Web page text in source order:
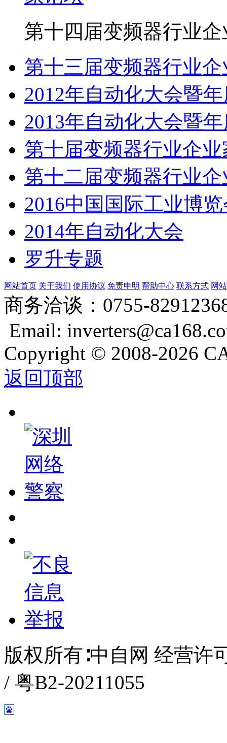
第十四届变频器行业
第十三届变频器行业
2012年自动化大会暨
2013年自动化大会暨
第十届变频器行业企
第十二届变频器行业
2016中国国际工业博
2014年自动化大会
罗升专题
网站首页 关于我们 使用协议 免责申明 帮助中心 联系方式 网
商务洽谈：0755-
Email:
Copyright © 2008-2026
返回顶部
版权所有∶中自网 经营许
/ 粤B2-20211055